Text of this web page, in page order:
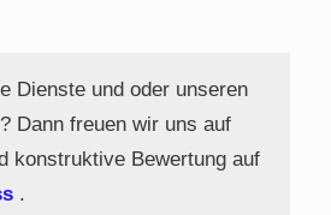
Dienste und oder unseren
Dann freuen wir uns auf
konstruktive Bewertung auf
.